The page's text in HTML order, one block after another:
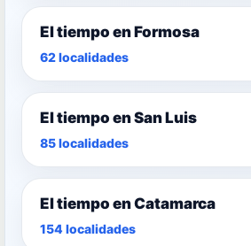
El tiempo en Formosa
62 localidades
El tiempo en San Luis
85 localidades
El tiempo en Catamarca
154 localidades